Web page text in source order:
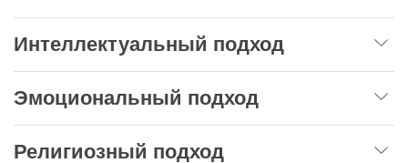
Интеллектуальный подход
Эмоциональный подход
Религиозный подход